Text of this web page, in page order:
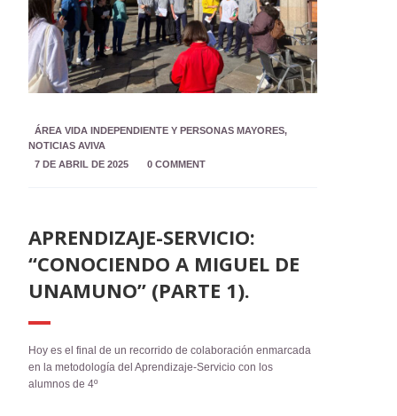
ÁREA VIDA INDEPENDIENTE Y PERSONAS MAYORES,
NOTICIAS AVIVA
7 DE ABRIL DE 2025
0 COMMENT
APRENDIZAJE-SERVICIO:
“CONOCIENDO A MIGUEL DE
UNAMUNO” (PARTE 1).
Hoy es el final de un recorrido de colaboración enmarcada
en la metodología del Aprendizaje-Servicio con los
alumnos de 4º